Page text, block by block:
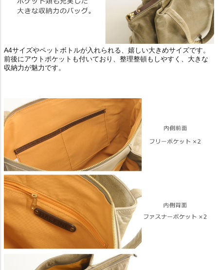
A4サイズやペットボトルが入れられる、嬉しい大きめサイズです。
前後にアウトポケットも付いており、整理整頓もしやすく、大きな
収納力が魅力です。